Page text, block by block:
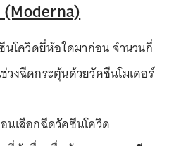
นโควิดยี่ห้อใดมาก่อน จำนวนกี่
งฉีดกระตุ้นด้วยวัคซีนโมเดอร์
นเลือกฉีดวัคซีนโควิด